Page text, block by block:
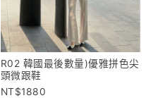
R02 韓國最後數量)優雅拼色尖
頭微跟鞋
1880